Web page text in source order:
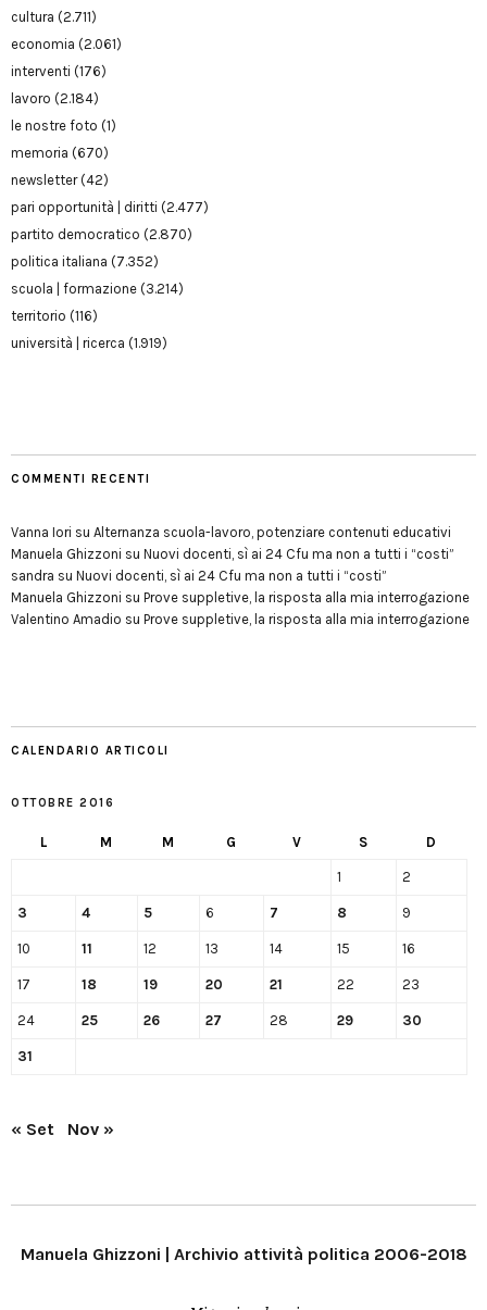
cultura (2.711)
economia (2.061)
interventi (176)
lavoro (2.184)
le nostre foto (1)
memoria (670)
newsletter(42)
pari opportunità | diritti (2.477)
partito democratico (2.870)
politica italiana (7.352)
scuola | formazione (3.214)
territorio (116)
università | ricerca (1.919)
COMMENTI RECENTI
Vanna Iori su Alternanza scuola-lavoro, potenziare contenuti educativi
Manuela Ghizzoni su Nuovi docenti, sì ai 24 Cfu ma non a tutti i “costi”
sandra su Nuovi docenti, sì ai 24 Cfu ma non a tutti i “costi”
Manuela Ghizzoni su Prove suppletive, la risposta alla mia interrogazione
Valentino Amadio su Prove suppletive, la risposta alla mia interrogazione
CALENDARIO ARTICOLI
OTTOBRE 2016
L M M G V S D
1 2
3 4 5 6 7 8 9
10 11 12 13 14 15 16
17 18 19 20 21 22 23
24 25 26 27 28 29 30
31
« Set Nov »
Manuela Ghizzoni | Archivio attività politica 2006-2018